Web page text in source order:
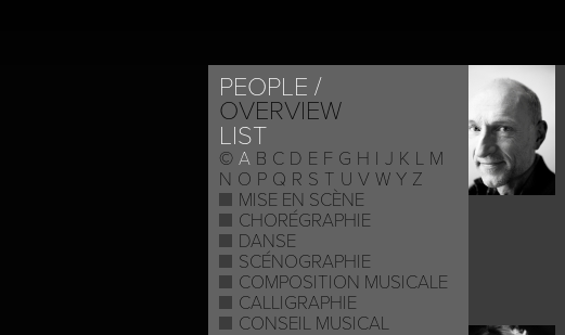
PEOPLE
OVERVIEW
LIST
© A B C D E F G H I J K L M
N O P Q R S T U V W Y Z
MISE EN SCÈNE
CHORÉGRAPHIE
DANSE
SCÉNOGRAPHIE
COMPOSITION MUSICALE
CALLIGRAPHIE
CONSEIL MUSICAL